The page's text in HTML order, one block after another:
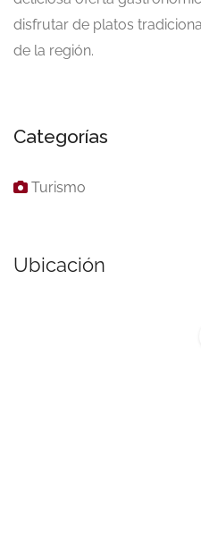
disfrutar de platos
de la región.
Categorías
Turismo
Ubicación